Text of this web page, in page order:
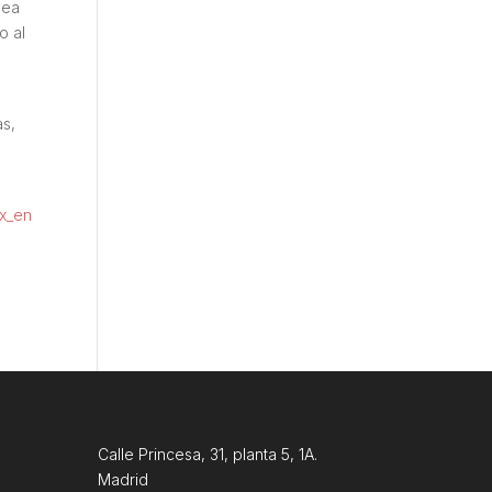
al
Calle Princesa, 31, planta 5, 1A.
Madrid